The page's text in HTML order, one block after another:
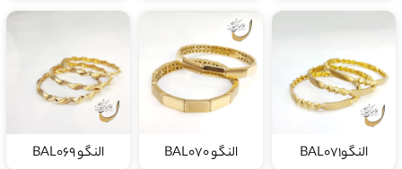
النگوBAL071 النگو BAL070 النگو BAL069